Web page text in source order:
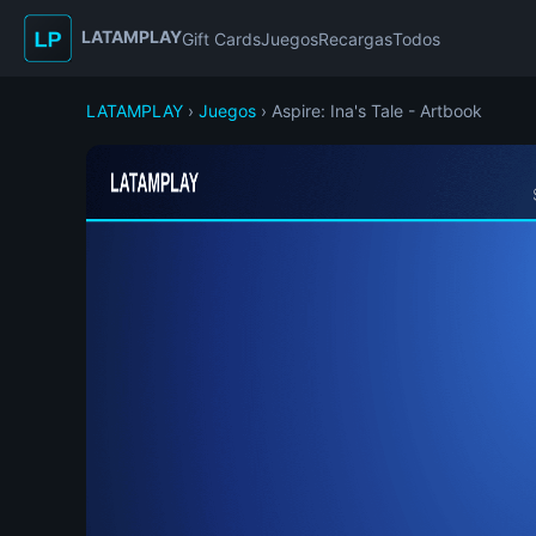
LATAMPLAYGift CardsJuegosRecargasTodos
LATAMPLAY › Juegos › Aspire: Ina's Tale - Artbook